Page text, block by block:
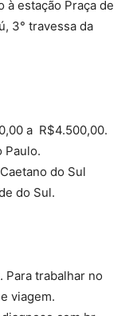
à estação Praça de
3° travessa da
a R$4.500,00.
Paulo.
do Sul
do Sul.
Para trabalhar no
viagem.